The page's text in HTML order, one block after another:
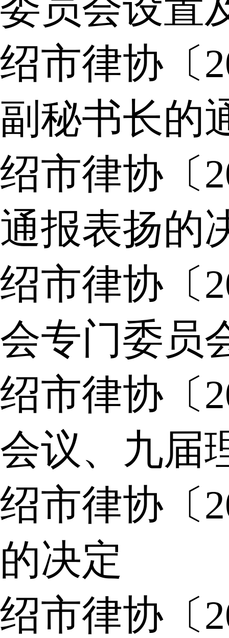
绍市律协〔
副秘书长的
绍市律协〔
通报表扬的
绍市律协〔
会专门委员
绍市律协〔
会议、九届
绍市律协〔
的决定
绍市律协〔